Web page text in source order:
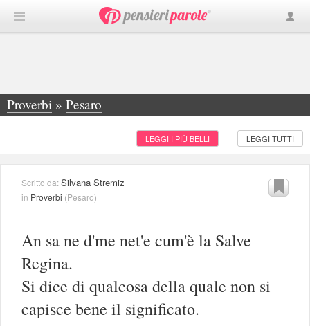
Proverbi » Pesaro
LEGGI I PIÙ BELLI | LEGGI TUTTI
Scritto da:Silvana Stremiz
in Proverbi (Pesaro)
An sa ne d'me net'e cum'è la Salve
Regina.
Si dice di qualcosa della quale non si
capisce bene il significato.